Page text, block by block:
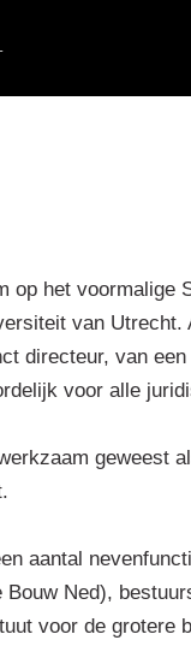
op het
van
directeur, van
voor alle
geweest
aantal
Ned),
voor de grotere